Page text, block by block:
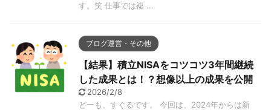
す。笑 仕事では複 ...
ブログ運営・その他
【結果】積立NISAをコツコツ3年間継続
した成果とは！？想像以上の成果を公開
2026/2/8
どーも、すぐるです。 今回は、2024年からは新